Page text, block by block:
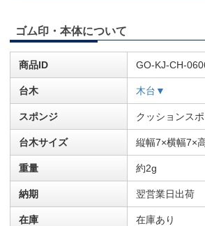
ゴム印・本体について
商品ID GO-KJ-CH-
台木 木台▼
スポンジ クッションス
台木サイズ 縦幅7×横幅7×
重量 約2g
納期 翌営業日出荷
在庫 在庫あり